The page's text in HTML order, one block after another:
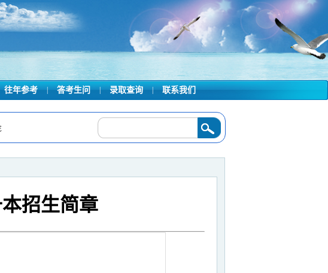
往年参考 | 答考生问 | 录取查询 | 联系我们
年夏季高考录取结果最新发布 广州航海学院2026年夏季普通高考招生简章
招生简章